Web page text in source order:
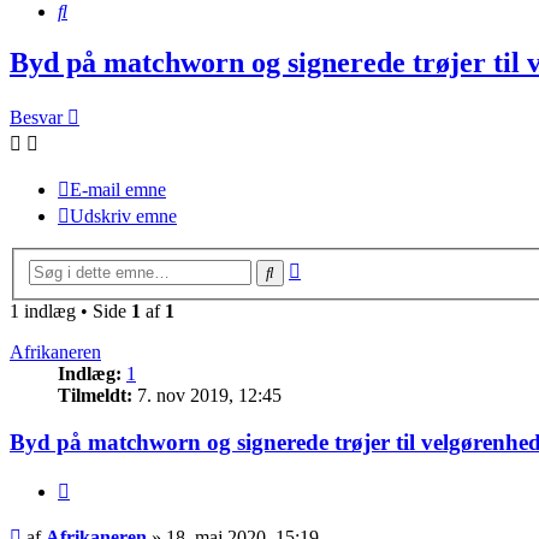
Søg
Byd på matchworn og signerede trøjer til
Besvar
E-mail emne
Udskriv emne
Søg
1 indlæg • Side 1 af 1
Afrikaneren
Indlæg: 1
Tilmeldt: 7. nov 2019, 12:45
Byd på matchworn og signerede trøjer til velgørenhed
Indlæg